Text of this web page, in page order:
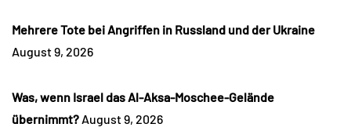
Mehrere Tote bei Angriffen in Russland und der Ukraine
August 9, 2026
Was, wenn Israel das Al-Aksa-Moschee-Gelände
übernimmt? August 9, 2026